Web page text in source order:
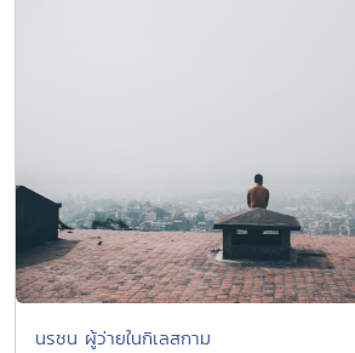
นรชน ผู้ว่ายในกิเลสกาม